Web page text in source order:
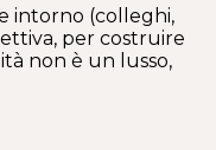
intorno (colleghi,
per costruire
non è un lusso,